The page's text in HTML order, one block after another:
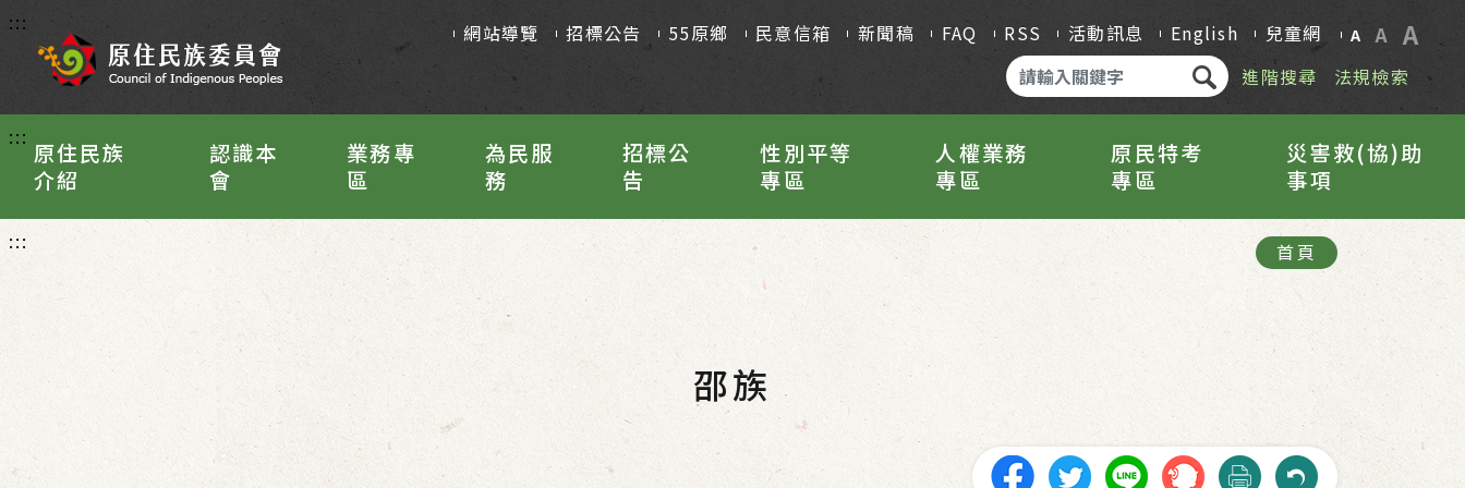
::: 網站導覽 招標公告 55原鄉 民意信箱 新聞稿 FAQ RSS 活動訊息 English 兒童網 A A A
進階搜尋 法規檢索
:::
原住民族
介紹
認識本
會
業務專
區
為民服
務
招標公
告
性別平等
專區
人權業務
專區
原民特考
專區
災害救(協)助
事項
::: 首頁
邵族